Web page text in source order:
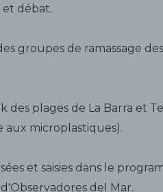
et débat.
groupes de ramassage
des plages de La Barra et
aux microplastiques).
et saisies dans le
d'Observadores del Mar.